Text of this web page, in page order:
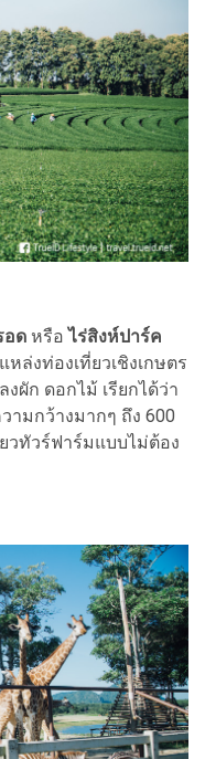
อด หรือไร่สิงห์ปาร์ค
ล่งท่องเที่ยวเชิงเกษตร
ผัก ดอกไม้ เรียกได้ว่า
มกว้างมากๆ ถึง 600
วทัวร์ฟาร์มแบบไม่ต้อง